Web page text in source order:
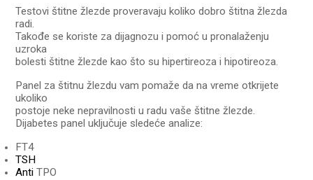
Testovi štitne žlezde proveravaju koliko dobro štitna žlezda
radi.
Takođe se koriste za dijagnozu i pomoć u pronalaženju
uzroka
bolesti štitne žlezde kao što su hipertireoza i hipotireoza.
Panel za štitnu žlezdu vam pomaže da na vreme otkrijete
ukoliko
postoje neke nepravilnosti u radu vaše štitne žlezde.
Dijabetes panel uključuje sledeće analize:
FT4
TSH
Anti TPO